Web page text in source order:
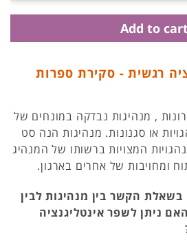
רגשית - סקירת ספרות
האחרונות , מנהיגות נבדקה במונחים של
או סגנונות. מנהיגות הנה סט
המצויות ברשותו של המנהיג
ומחויבות של אחרים בארגון.
הקשר בין מנהיגות לבין
ניתן לשפר אינטליגנציה
Add to